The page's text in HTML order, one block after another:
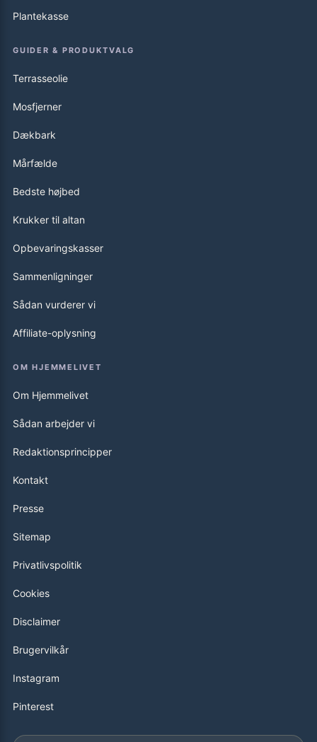
Plantekasse
GUIDER & PRODUKTVALG
Terrasseolie
Mosfjerner
Dækbark
Mårfælde
Bedste højbed
Krukker til altan
Opbevaringskasser
Sammenligninger
Sådan vurderer vi
Affiliate-oplysning
OM HJEMMELIVET
Om Hjemmelivet
Sådan arbejder vi
Redaktionsprincipper
Kontakt
Presse
Sitemap
Privatlivspolitik
Cookies
Disclaimer
Brugervilkår
Instagram
Pinterest